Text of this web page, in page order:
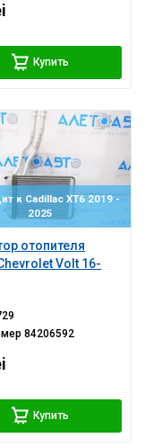
Купить
к Cadillac XT6 2019 -
2025
отопителя
Volt 16-
84206592
Купить